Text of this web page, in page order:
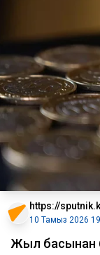
https://
10 Тамыз 2026
Жыл басынан